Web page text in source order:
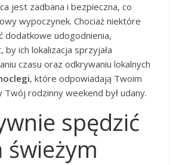
jest zadbana i bezpieczna, co
wypoczynek. Chociaż niektóre
dodatkowe udogodnienia,
ich lokalizacja sprzyjała
czasu oraz odkrywaniu lokalnych
, które odpowiadają Twoim
Twój rodzinny weekend był udany.
spędzić
świeżym